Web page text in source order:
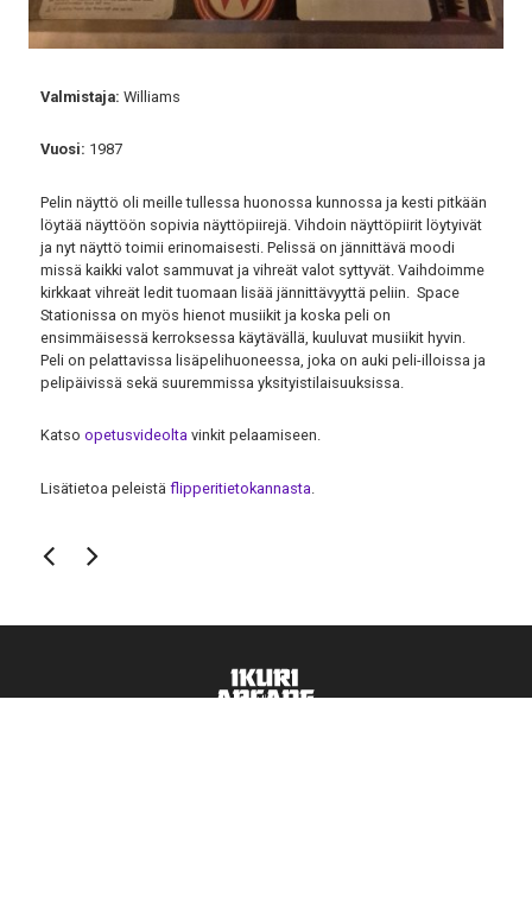
Valmistaja: Williams
Vuosi: 1987
Pelin näyttö oli meille tullessa huonossa kunnossa ja kesti pitkään
löytää näyttöön sopivia näyttöpiirejä. Vihdoin näyttöpiirit löytyivät
ja nyt näyttö toimii erinomaisesti. Pelissä on jännittävä moodi
missä kaikki valot sammuvat ja vihreät valot syttyvät. Vaihdoimme
kirkkaat vihreät ledit tuomaan lisää jännittävyyttä peliin. Space
Stationissa on myös hienot musiikit ja koska peli on
ensimmäisessä kerroksessa käytävällä, kuuluvat musiikit hyvin.
Peli on pelattavissa lisäpelihuoneessa, joka on auki peli-illoissa ja
pelipäivissä sekä suuremmissa yksityistilaisuuksissa.
Katsoopetusvideolta vinkit pelaamiseen.
Lisätietoa peleistäflipperitietokannasta